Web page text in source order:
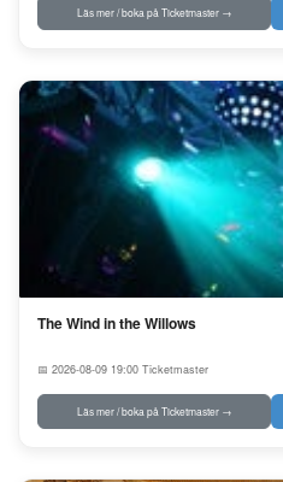
Läs mer / boka på Ticketmaster →
The Wind in the Willows
📅 2026-08-09 19:00 Ticketmaster
Läs mer / boka på Ticketmaster →